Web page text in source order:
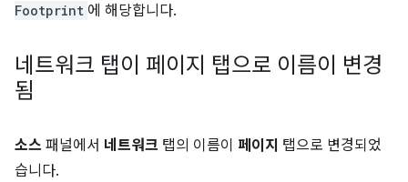
Footprint 에 해당합니다.
네트워크 탭이 페이지 탭으로 이름이 변경
됨
소스 패널에서 네트워크 탭의 이름이 페이지 탭으로 변경되었
습니다.